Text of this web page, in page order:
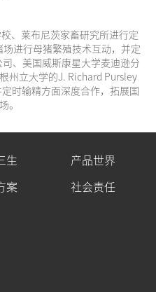
、莱布尼茨家畜研究所进行定
进行母猪繁殖技术互动，并定
、美国威斯康星大学麦迪逊分
州立大学的J. Richard Pursley
时输精方面深度合作，拓展国
。
生
产品世界
案
社会责任